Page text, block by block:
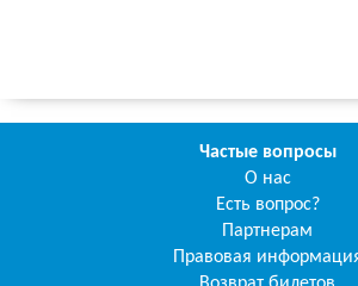
Частые вопросы
О нас
Есть вопрос?
Партнерам
Правовая